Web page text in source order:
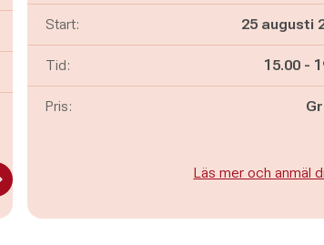
Start: 25 augusti
Tid: Pågår
15.00 -
Pris:
Läs mer och anmäl